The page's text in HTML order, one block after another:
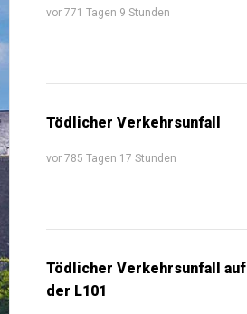
vor 771 Tagen 9 Stunden
Tödlicher Verkehrsunfall
vor 785 Tagen 17 Stunden
Tödlicher Verkehrsunfall auf
der L101